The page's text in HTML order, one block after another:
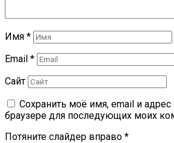
Имя *
Email *
Сайт
Сохранить моё имя, email и адрес
браузере для последующих моих
Потяните слайдер вправо *